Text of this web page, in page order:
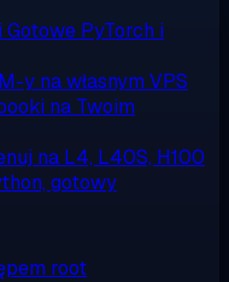
Gotowe PyTorch i
y na własnym VPS
na Twoim
na L4, L40S, H100
gotowy
root